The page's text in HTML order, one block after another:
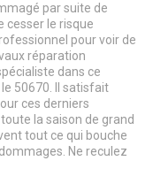
par suite de
cesser le risque
pour voir de
réparation
dans ce
50670. Il satisfait
ces derniers
la saison de grand
tout ce qui bouche
Ne reculez